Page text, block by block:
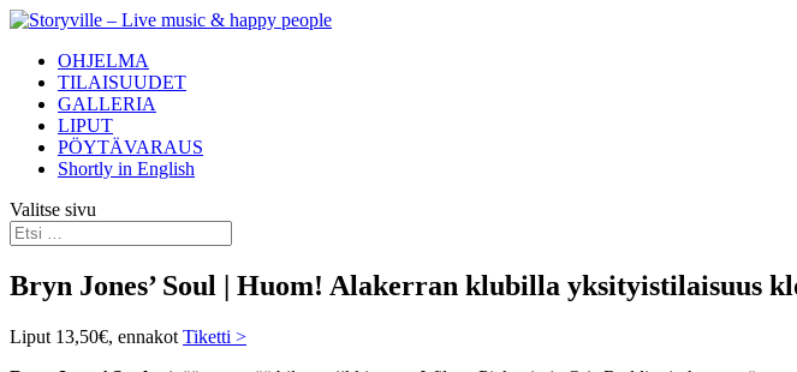
OHJELMA
TILAISUUDET
GALLERIA
LIPUT
PÖYTÄVARAUS
Shortly in English
Valitse sivu
Bryn Jones’ Soul | Huom! Alakerran klubilla yksityistilaisuus
Liput 13,50€, ennakot Tiketti >